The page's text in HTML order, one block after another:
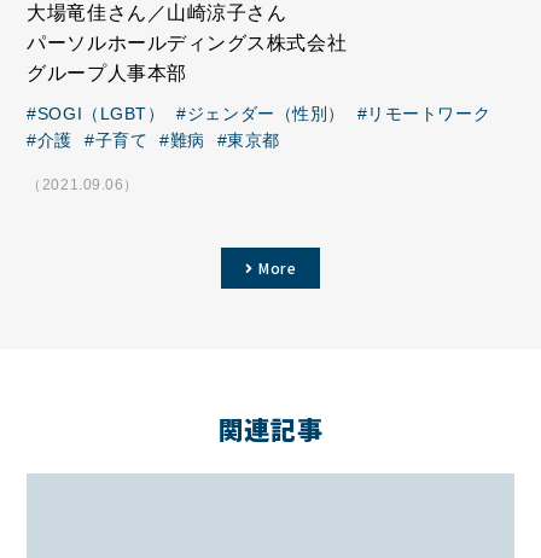
大場竜佳さん／山崎涼子さん
パーソルホールディングス株式会社
グループ人事本部
SOGI（LGBT） ジェンダー（性別）
リモートワーク
介護
子育て 難病 東京都
（2021.09.06）
More
関連記事